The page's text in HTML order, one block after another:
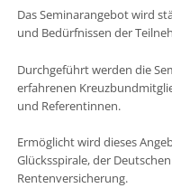
Das Seminarangebot wird
und Bedürfnissen der
Durchgeführt werden die
erfahrenen
und Referentinnen.
Ermöglicht wird dieses
Glücksspirale, der
Rentenversicherung.